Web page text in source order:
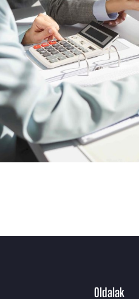
Oldalak